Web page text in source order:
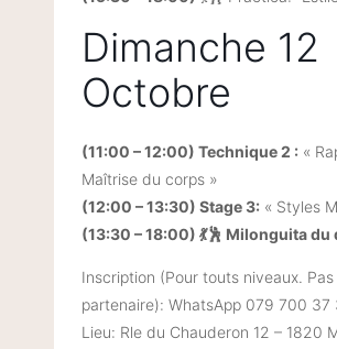
Dimanche 12
Octobre
(11:00 – 12:00) Technique 2 : «
Maîtrise du corps »
(12:00 – 13:30) Stage 3: « Styles
(13:30 – 18:00) 💃🕺 Milonguita
Inscription (Pour touts niveaux.
partenaire): WhatsApp 079 700 37
Lieu: Rle du Chauderon 12 – 1820